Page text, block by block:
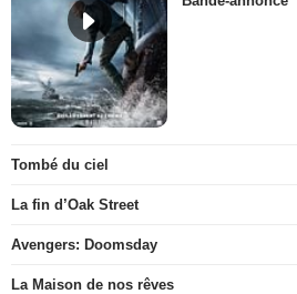
Tombé du ciel
La fin d’Oak Street
Avengers: Doomsday
La Maison de nos rêves